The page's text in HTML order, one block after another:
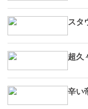
スタ
超久
辛い